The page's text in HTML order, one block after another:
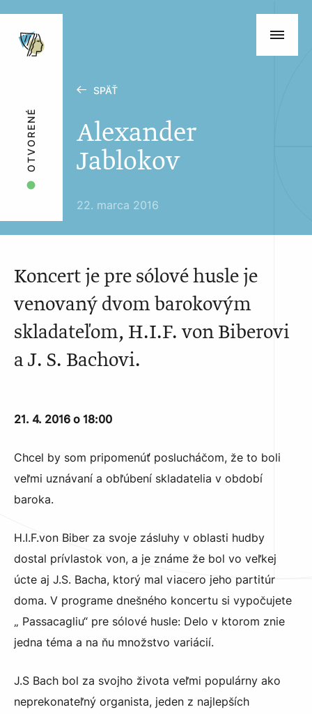
SPÄŤ
Alexander
Jablokov
22. marca 2016
OTVORENÉ
Koncert je pre sólové husle je
venovaný dvom barokovým
skladateľom, H.I.F. von Biberovi
a J. S. Bachovi.
21. 4. 2016 o 18:00
Chcel by som pripomenúť poslucháčom, že to boli
veľmi uznávaní a obľúbení skladatelia v období
baroka.
H.I.F.von Biber za svoje zásluhy v oblasti hudby
dostal prívlastok von, a je známe že bol vo veľkej
úcte aj J.S. Bacha, ktorý mal viacero jeho partitúr
doma. V programe dnešného koncertu si vypočujete
„ Passacagliu“ pre sólové husle: Delo v ktorom znie
jedna téma a na ňu množstvo variácií.
J.S Bach bol za svojho života veľmi populárny ako
neprekonateľný organista, jeden z najlepších